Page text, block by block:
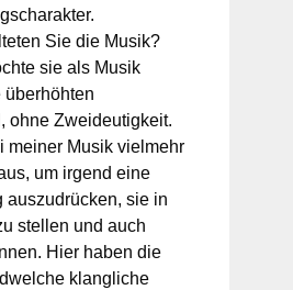
Sie die Musik?
sie als Musik
überhöhten
ohne Zweideutigkeit.
meiner Musik vielmehr
um irgend eine
auszudrücken, sie in
stellen und auch
Hier haben die
klangliche